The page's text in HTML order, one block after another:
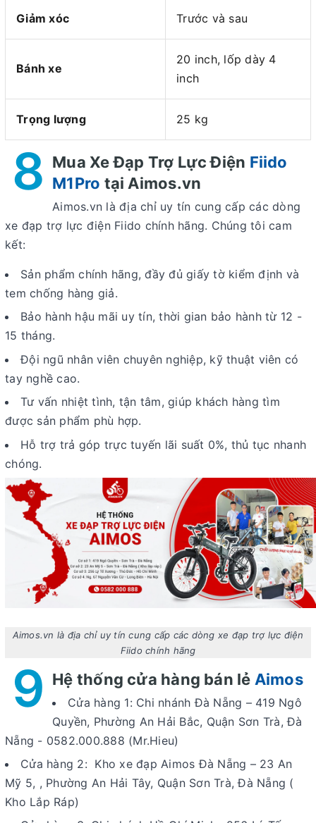
Giảm xóc Trước và sau
Bánh xe
20 inch, lốp dày 4
inch
Trọng lượng 25 kg
8 Mua Xe Đạp Trợ Lực Điện Fiido
M1Pro tại Aimos.vn
Aimos.vn là địa chỉ uy tín cung cấp các dòng
xe đạp trợ lực điện Fiido chính hãng. Chúng tôi cam
kết:
Sản phẩm chính hãng, đầy đủ giấy tờ kiểm định và
tem chống hàng giả.
Bảo hành hậu mãi uy tín, thời gian bảo hành từ 12 -
15 tháng.
Đội ngũ nhân viên chuyên nghiệp, kỹ thuật viên có
tay nghề cao.
Tư vấn nhiệt tình, tận tâm, giúp khách hàng tìm
được sản phẩm phù hợp.
Hỗ trợ trả góp trực tuyến lãi suất 0%, thủ tục nhanh
chóng.
Aimos.vn là địa chỉ uy tín cung cấp các dòng xe đạp trợ lực điện
Fiido chính hãng
9 Hệ thống cửa hàng bán lẻ Aimos
Cửa hàng 1: Chi nhánh Đà Nẵng – 419 Ngô
Quyền, Phường An Hải Bắc, Quận Sơn Trà, Đà
Nẵng - 0582.000.888 (Mr.Hieu)
Cửa hàng 2: Kho xe đạp Aimos Đà Nẵng – 23 An
Mỹ 5, , Phường An Hải Tây, Quận Sơn Trà, Đà Nẵng (
Kho Lắp Ráp)